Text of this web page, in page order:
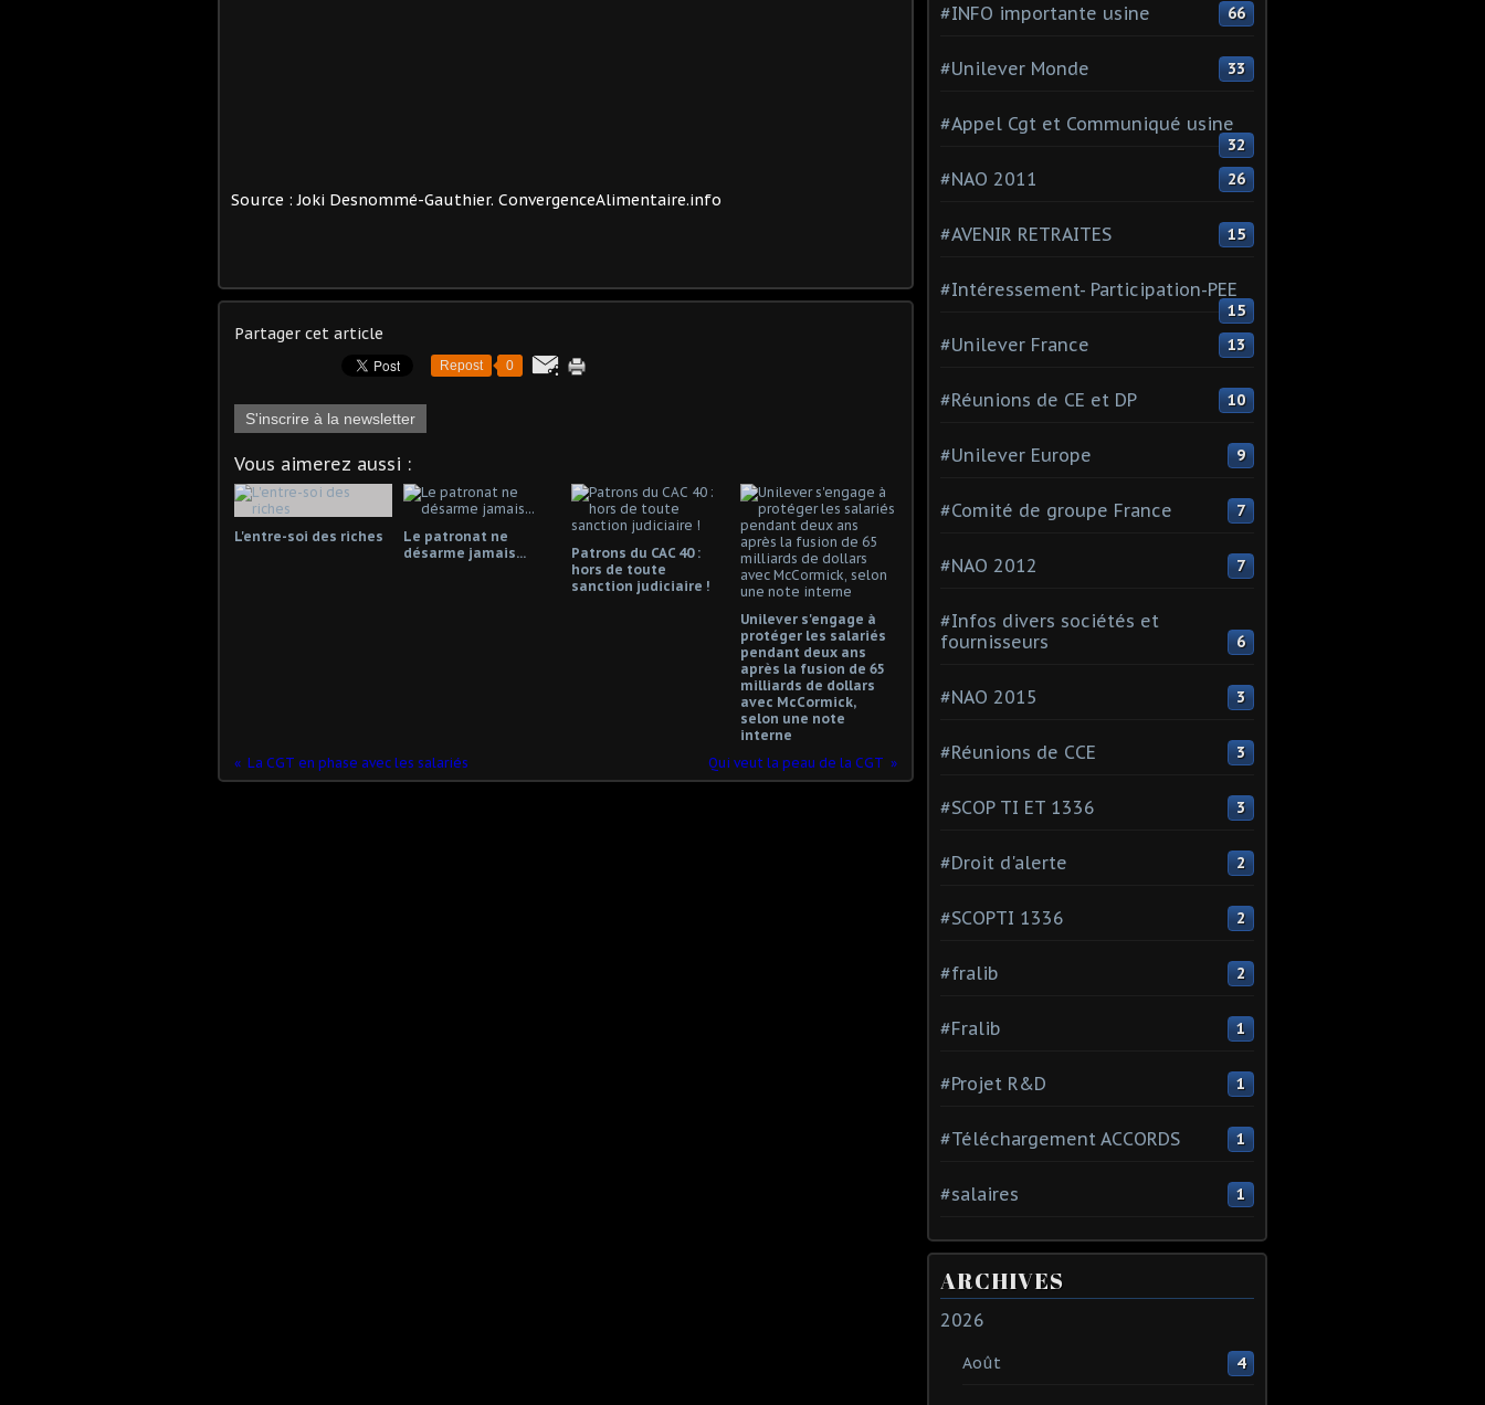
Source : Joki Desnommé-Gauthier. ConvergenceAlimentaire.info
Partager cet article
Repost 0
S'inscrire à la newsletter
Vous aimerez aussi :
L'entre-soi des riches
Le patronat ne
désarme jamais...
Patrons du CAC 40 :
hors de toute
sanction judiciaire !
Unilever s'engage à
protéger les salariés
pendant deux ans
après la fusion de 65
milliards de dollars
avec McCormick,
selon une note
interne
La CGT en phase avec les salariés
Qui veut la peau de la CGT
#INFO importante usine 66
#Unilever Monde 33
#Appel Cgt et Communiqué usine
32
#NAO 2011 26
#AVENIR RETRAITES 15
#Intéressement- Participation-PEE
15
#Unilever France 13
#Réunions de CE et DP 10
#Unilever Europe 9
#Comité de groupe France 7
#NAO 2012 7
#Infos divers sociétés et
fournisseurs
6
#NAO 2015 3
#Réunions de CCE 3
#SCOP TI ET 1336 3
#Droit d'alerte 2
#SCOPTI 1336 2
#fralib 2
#Fralib 1
#Projet R&D 1
#Téléchargement ACCORDS 1
#salaires 1
ARCHIVES
2026
Août 4